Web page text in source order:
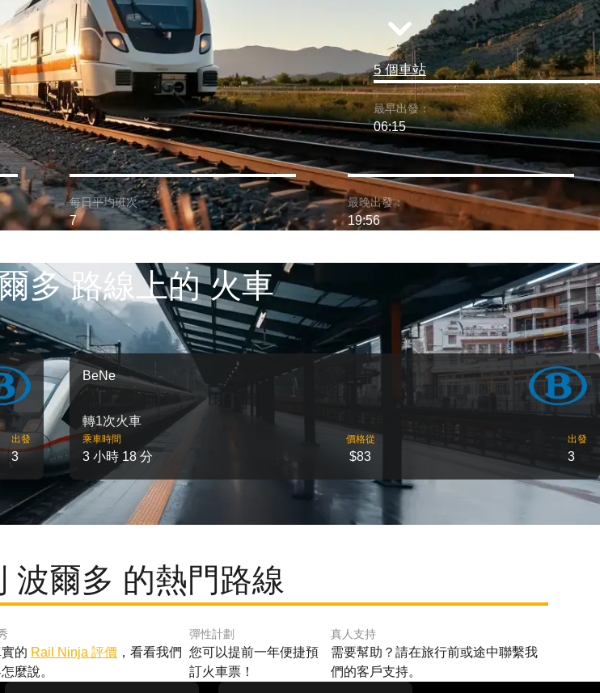
5 個車站
最早出發：
06:15
每日平均班次:
7
最晚出發：
19:56
多 路線上的 火車
出發
3
BeNe
轉1次火車
乘車時間
3 小時 18 分
價格從
$83
出發
3
波爾多 的熱門路線
的 Rail Ninja 評價，看看我們
麼說。
彈性計劃
您可以提前一年便捷預
訂火車票！
真人支持
需要幫助？請在旅行前或途中聯繫我
們的客戶支持。